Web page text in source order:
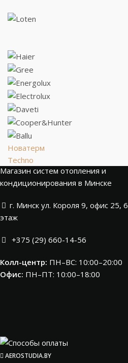
Новатерм
Techno
Магазин систем отопления и
кондиционирования в Минске
г. Минск ул. Короля 9, офис 25, 6
этаж
+375 (29) 660-14-56
Колл-центр: ПН–ВС: 10:00–20:00​
Офис: ПН–ПТ: 10:00–18:00
AEROSTUDIA.BY